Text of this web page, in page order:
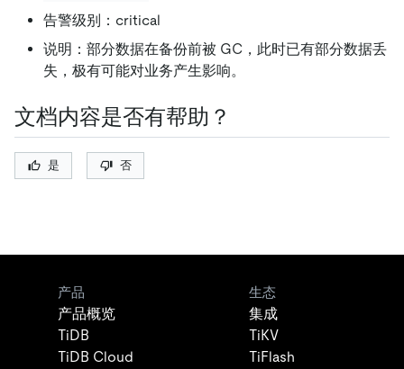
告警级别：critical
说明：部分数据在备份前被 GC，此时已有部分数据丢
失，极有可能对业务产生影响。
文档内容是否有帮助？
是 否
产品
产品概览
TiDB
TiDB Cloud
生态
集成
TiKV
TiFlash